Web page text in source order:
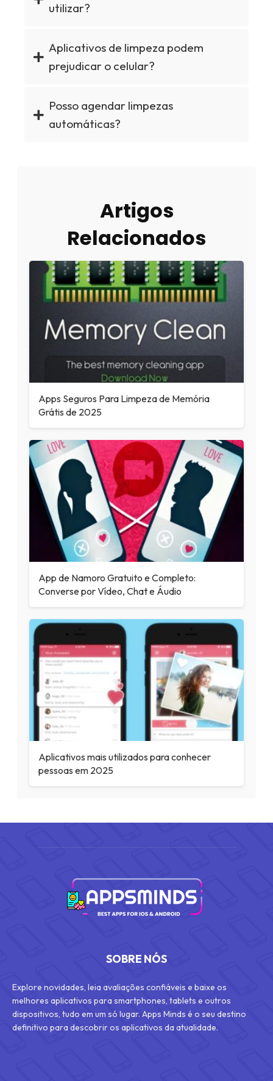
utilizar?
Aplicativos de limpeza podem
prejudicar o celular?
Posso agendar limpezas
automáticas?
Artigos
Relacionados
Apps Seguros Para Limpeza de Memória
Grátis de 2025
App de Namoro Gratuito e Completo:
Converse por Vídeo, Chat e Áudio
Aplicativos mais utilizados para conhecer
pessoas em 2025
SOBRE NÓS
Explore novidades, leia avaliações confiáveis e baixe os
melhores aplicativos para smartphones, tablets e outros
dispositivos, tudo em um só lugar. Apps Minds é o seu destino
definitivo para descobrir os aplicativos da atualidade.